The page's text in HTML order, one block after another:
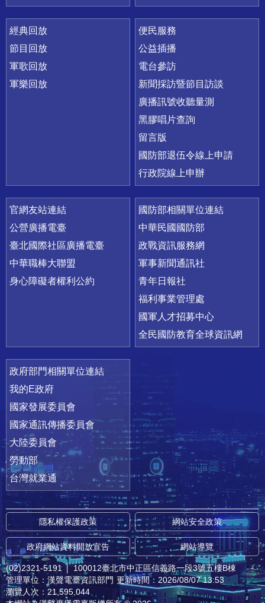
經典回放
節目回放
軍歌回放
軍樂回放
便民服務
公益插播
電台參訪
新聞採訪暨節目訪談
廣播訊號收聽量測
黑膠唱片查詢
留言版
國防部退伍令線上申請
行政院線上申辦
官網友站連結
公營廣播電臺
臺北國際社區廣播電臺
中華職棒大聯盟
身心障礙者權利公約
國防部相關單位連結
中華民國國防部
政戰資訊服務網
軍事新聞通訊社
青年日報社
福利事業管理處
國軍人才招募中心
全民國防教育全球資訊網
政府部門相關單位連結
我的E政府
國家發展委員會
國家通訊傳播委員會
大陸委員會
勞動部
台灣就業通
隱私權保護政策 網站安全政策
政府網站資料開放宣告 網站導覽
(02)2321-5191 │ 100012臺北市中正區信義路一段3號五樓B棟
管理單位：漢聲電臺資訊部門 更新時間：2026/08/07 13:53
瀏覽人次：21,595,044